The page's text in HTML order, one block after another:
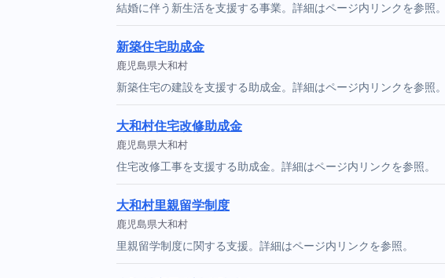
結婚に伴う新生活を支援する事業。詳細はページ内リンクを参照。
新築住宅助成金
鹿児島県大和村
新築住宅の建設を支援する助成金。詳細はページ内リンクを参照。
大和村住宅改修助成金
鹿児島県大和村
住宅改修工事を支援する助成金。詳細はページ内リンクを参照。
大和村里親留学制度
鹿児島県大和村
里親留学制度に関する支援。詳細はページ内リンクを参照。